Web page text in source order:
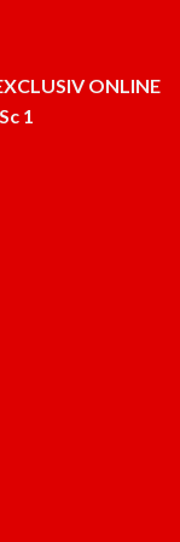
ONLINE
1